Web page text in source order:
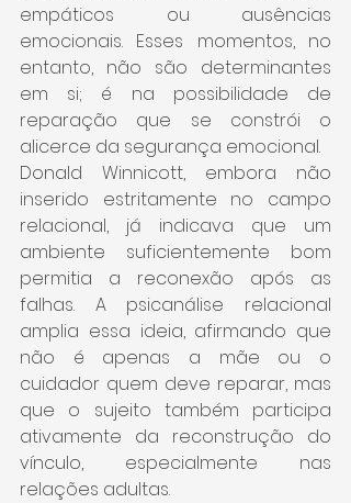
empáticos ou ausências
emocionais. Esses momentos, no
entanto, não são determinantes
em si; é na possibilidade de
reparação que se constrói o
alicerce da segurança emocional.
Donald Winnicott, embora não
inserido estritamente no campo
relacional, já indicava que um
ambiente suficientemente bom
permitia a reconexão após as
falhas. A psicanálise relacional
amplia essa ideia, afirmando que
não é apenas a mãe ou o
cuidador quem deve reparar, mas
que o sujeito também participa
ativamente da reconstrução do
vínculo, especialmente nas
relações adultas.